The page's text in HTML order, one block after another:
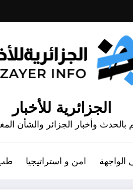
الجزائرية للأخبار
وأخبار الجزائر والشأن
الواجهة امن و استراتيجيا